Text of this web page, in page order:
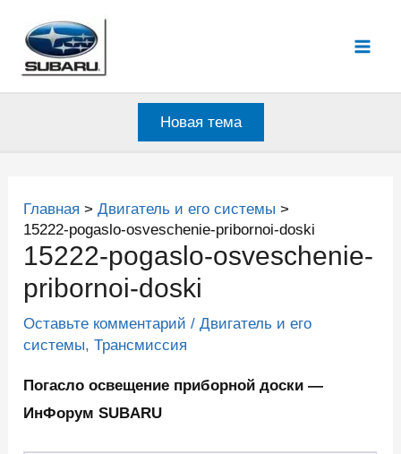
содержимому
Новая тема
Главная
Двигатель и его системы
15222-pogaslo-osveschenie-pribornoi-doski
15222-pogaslo-osveschenie-
pribornoi-doski
Оставьте комментарий /Двигатель и его
системы,Трансмиссия
Погасло освещение приборной доски —
ИнФорум SUBARU